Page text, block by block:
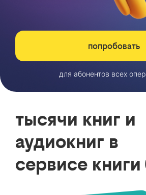
попробовать
для абонентов всех
тысячи книг и
аудиокниг в
сервисе